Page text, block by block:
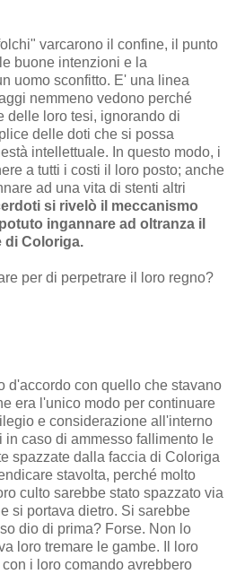
varcarono il confine, il punto
buone intenzioni e la
uomo sconfitto. E' una linea
nemmeno vedono perché
delle loro tesi, ignorando di
delle doti che si possa
intellettuale. In questo modo, i
a tutti i costi il loro posto; anche
ad una vita di stenti altri
si rivelò il meccanismo
ingannare ad oltranza il
di Coloriga.
per di perpetrare il loro regno?
d'accordo con quello che stavano
era l'unico modo per continuare
e considerazione all'interno
in caso di ammesso fallimento le
spazzate dalla faccia di Coloriga
stavolta, perché molto
culto sarebbe stato spazzato via
si portava dietro. Si sarebbe
dio di prima? Forse. Non lo
loro tremare le gambe. Il loro
i loro comando avrebbero